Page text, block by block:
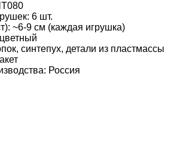
6 шт.
~6-9 см (каждая игрушка)
синтепух, детали из пластмассы
Россия